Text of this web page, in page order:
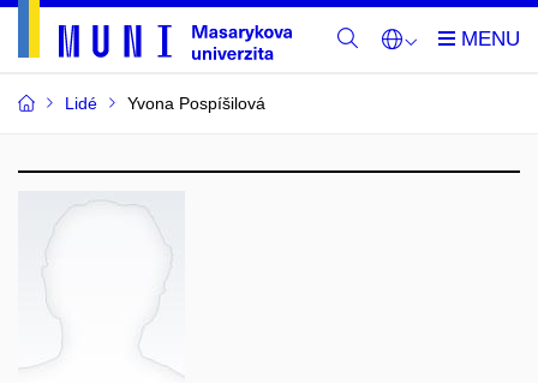
Lidé Yvona Pospíšilová